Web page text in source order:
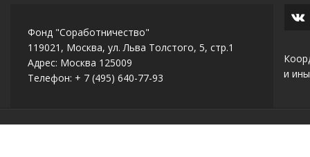
Фонд "Соработничество"
119021, Москва, ул. Льва Толстого, 5, стр.1
Адрес: Москва 125009
Телефон: + 7 (495) 640-77-93
и